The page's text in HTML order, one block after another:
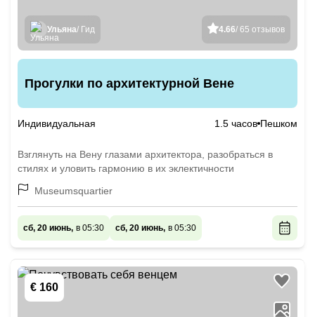
4.66/ 65 отзывов
Ульяна/ Гид
Прогулки по архитектурной Вене
Индивидуальная 1.5 часов Пешком
Взглянуть на Вену глазами архитектора, разобраться в
стилях и уловить гармонию в их эклектичности
Museumsquartier
сб, 20 июнь, в 05:30 сб, 20 июнь, в 05:30
€ 160